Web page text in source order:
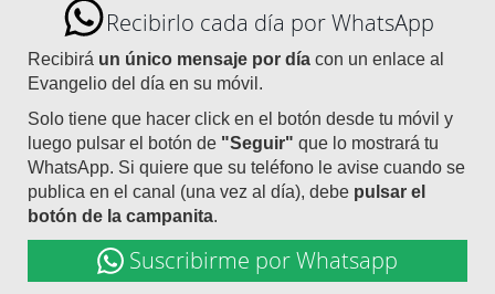
Recibirlo cada día por WhatsApp
Recibirá un único mensaje por día con un enlace al
Evangelio del día en su móvil.
Solo tiene que hacer click en el botón desde tu móvil y
luego pulsar el botón de "Seguir" que lo mostrará tu
WhatsApp. Si quiere que su teléfono le avise cuando se
publica en el canal (una vez al día), debe pulsar el
botón de la campanita.
Suscribirme por Whatsapp